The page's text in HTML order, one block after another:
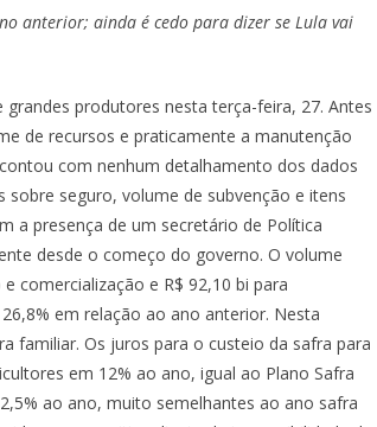
anterior; ainda é cedo para dizer se Lula vai
grandes produtores nesta terça-feira, 27. Antes
de recursos e praticamente a manutenção
com nenhum detalhamento dos dados
seguro, volume de subvenção e itens
a presença de um secretário de Política
desde o começo do governo. O volume
comercialização e R$ 92,10 bi para
em relação ao ano anterior. Nesta
familiar. Os juros para o custeio da safra para
em 12% ao ano, igual ao Plano Safra
ao ano, muito semelhantes ao ano safra